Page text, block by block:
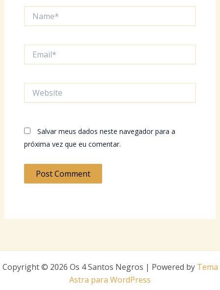
Salvar meus dados neste navegador para a
próxima vez que eu comentar.
Copyright © 2026 Os 4 Santos Negros | Powered by Tema
Astra para WordPress